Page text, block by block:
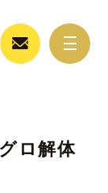
ロ解体